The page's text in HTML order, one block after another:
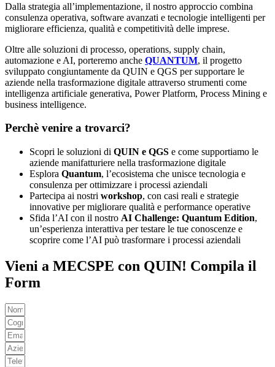
Dalla strategia all’implementazione, il nostro approccio combina
consulenza operativa, software avanzati e tecnologie intelligenti per
migliorare efficienza, qualità e competitività delle imprese.
Oltre alle soluzioni di processo, operations, supply chain,
automazione e AI, porteremo anche QUANTUM, il progetto
sviluppato congiuntamente da QUIN e QGS per supportare le
aziende nella trasformazione digitale attraverso strumenti come
intelligenza artificiale generativa, Power Platform, Process Mining e
business intelligence.
Perchè venire a trovarci?
Scopri le soluzioni di QUIN e QGS e come supportiamo le
aziende manifatturiere nella trasformazione digitale
Esplora Quantum, l’ecosistema che unisce tecnologia e
consulenza per ottimizzare i processi aziendali
Partecipa ai nostri workshop, con casi reali e strategie
innovative per migliorare qualità e performance operative
Sfida l’AI con il nostro AI Challenge: Quantum Edition,
un’esperienza interattiva per testare le tue conoscenze e
scoprire come l’AI può trasformare i processi aziendali
Vieni a MECSPE con QUIN! Compila il
Form